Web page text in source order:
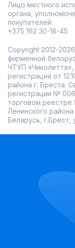
Лицо местного
органа,
покупателей:
+375 162 30-18-45
Copyright 2012-
фирменной
ЧТУП «Чиколетта»,
регистрация от
района г. Бреста.
регистрации №
торговом реестре
Ленинского
Беларусь, г.Брест,